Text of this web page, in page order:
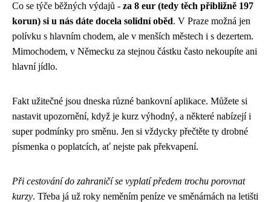
Co se týče běžných výdajů - za 8 eur (tedy těch přibližně 197
korun) si u nás dáte docela solidní oběd. V Praze možná jen
polívku s hlavním chodem, ale v menších městech i s dezertem.
Mimochodem, v Německu za stejnou částku často nekoupíte ani
hlavní jídlo.
Fakt užitečné jsou dneska různé bankovní aplikace. Můžete si
nastavit upozornění, když je kurz výhodný, a některé nabízejí i
super podmínky pro směnu. Jen si vždycky přečtěte ty drobné
písmenka o poplatcích, ať nejste pak překvapení.
Při cestování do zahraničí se vyplatí předem trochu porovnat
kurzy. Třeba já už roky neměním peníze ve směnárnách na letišti